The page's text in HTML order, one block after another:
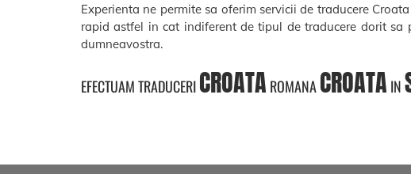
Experienta ne permite sa oferim servicii de traducere
rapid astfel in cat indiferent de tipul de traducere dorit
dumneavostra.
EFECTUAM TRADUCERICROATA ROMANACROATA IN